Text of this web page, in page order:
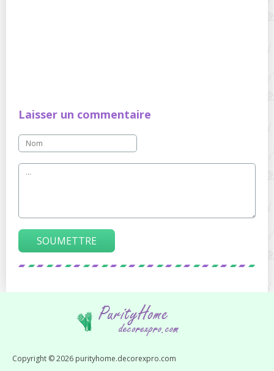
Laisser un commentaire
SOUMETTRE
Copyright © 2026 purityhome.decorexpro.com